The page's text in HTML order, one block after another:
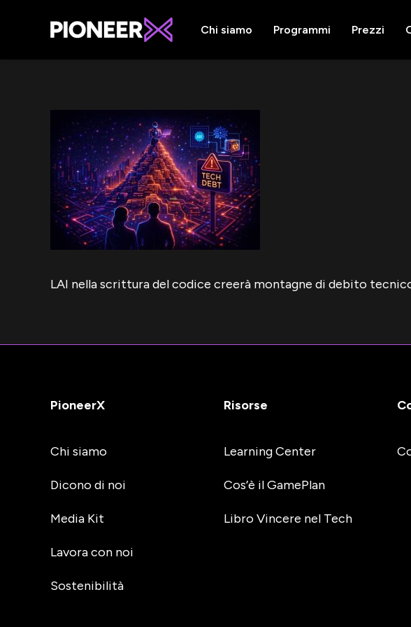
Chi siamo Programmi Prezzi
LAI nella scrittura del codice creerà montagne di debito
PioneerX
Chi siamo
Dicono di noi
Media Kit
Lavora con noi
Sostenibilità
Risorse
Learning Center
Cos’è il GamePlan
Libro Vincere nel Tech